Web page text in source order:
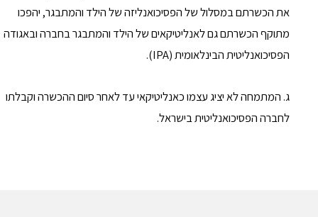
את הכשרתם במסלול של הפסיכואנליזה של הילד והמתבגר, יהפכו
מתוקף הכשרתם גם לאנליטיקאים של הילד והמתבגר בחברה ובאגודה
הפסיכואנליטית הבינלאומית (IPA).
ג. המתמחה לא יציג עצמו כאנליטיקאי עד לאחר סיום ההכשרה וקבלתו
לחברה הפסיכואנליטית בישראל.